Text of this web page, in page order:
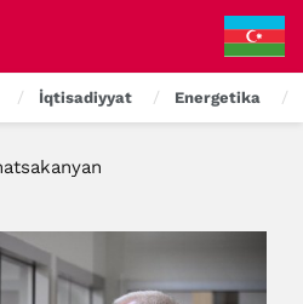
İqtisadiyyat Energetika